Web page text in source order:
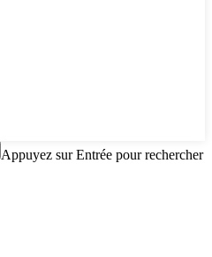
Appuyez sur Entrée pour rechercher